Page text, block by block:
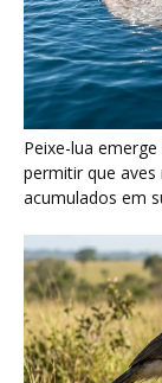
Peixe-lua
permitir que
acumulados em